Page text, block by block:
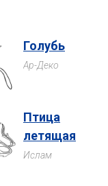
Голубь
Ар-Деко
Птица
летящая
Ислам